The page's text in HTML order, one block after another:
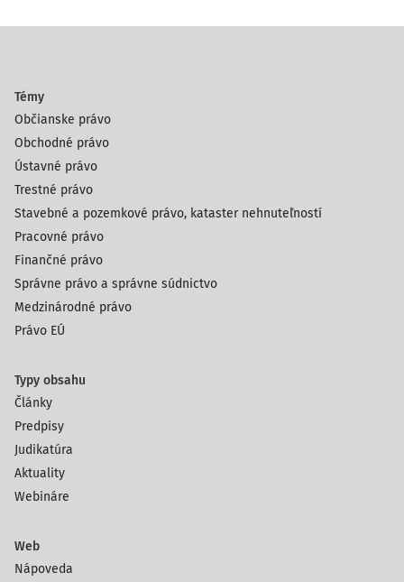
Témy
Občianske právo
Obchodné právo
Ústavné právo
Trestné právo
Stavebné a pozemkové právo, kataster nehnuteľností
Pracovné právo
Finančné právo
Správne právo a správne súdnictvo
Medzinárodné právo
Právo EÚ
Typy obsahu
Články
Predpisy
Judikatúra
Aktuality
Webináre
Web
Nápoveda